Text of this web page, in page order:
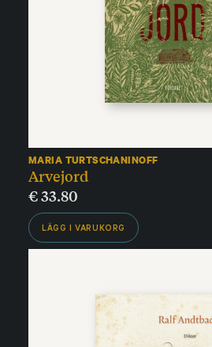
MARIA TURTSCHANINOFF
Arvejord
€33.80
LÄGG I VARUKORG